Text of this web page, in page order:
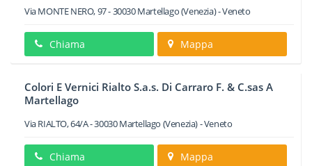
Via MONTE NERO, 97-30030Martellago(Venezia) -Veneto
Chiama Mappa
Colori E Vernici Rialto S.a.s. Di Carraro F. & C.sas A
Martellago
Via RIALTO, 64/A-30030Martellago (Venezia) -Veneto
Chiama Mappa